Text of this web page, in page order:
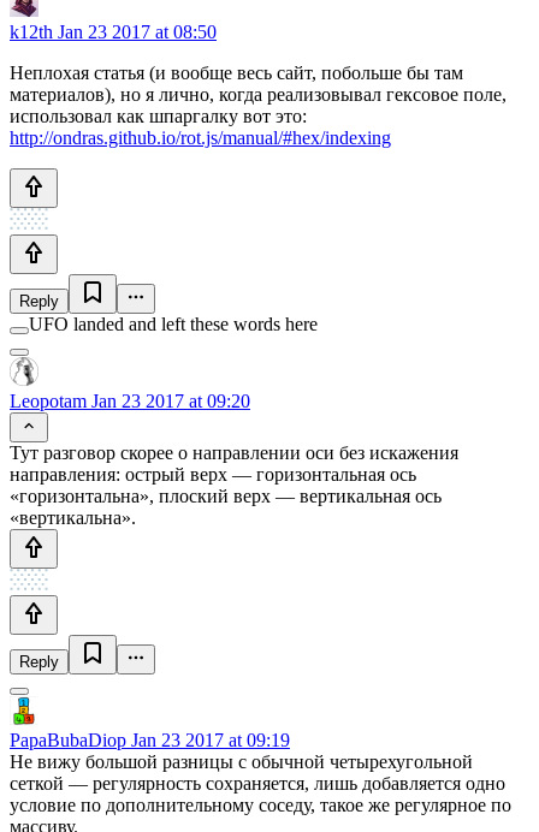
k12th Jan 23 2017 at 08:50
Неплохая статья (и вообще весь сайт, побольше бы там
материалов), но я лично, когда реализовывал гексовое поле,
использовал как шпаргалку вот это:
http://ondras.github.io/rot.js/manual/#hex/indexing
Reply
UFO landed and left these words here
Leopotam Jan 23 2017 at 09:20
Тут разговор скорее о направлении оси без искажения
направления: острый верх — горизонтальная ось
«горизонтальна», плоский верх — вертикальная ось
«вертикальна».
Reply
PapaBubaDiop Jan 23 2017 at 09:19
Не вижу большой разницы с обычной четырехугольной
сеткой — регулярность сохраняется, лишь добавляется одно
условие по дополнительному соседу, такое же регулярное по
массиву.